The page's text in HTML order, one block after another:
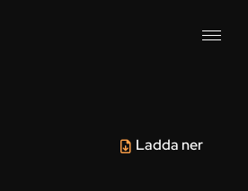
Ladda ner